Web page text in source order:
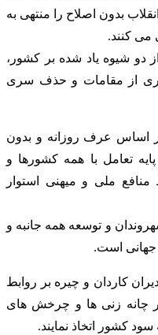
بدون اصلاح را منتهی به
می کنند.
دو شیوه یاد شده بر کشور،
از مقامات و حذف سری
اساس عرف روزانه و بدون
تعامل با همه کشورها و
ملی و میهنی استوار
و توسعه همه جانبه و
جهانی است.
کاردان و چیره بر روابط
در چانه زنی ها و چرخش های
کشور اتخاذ نمایند.